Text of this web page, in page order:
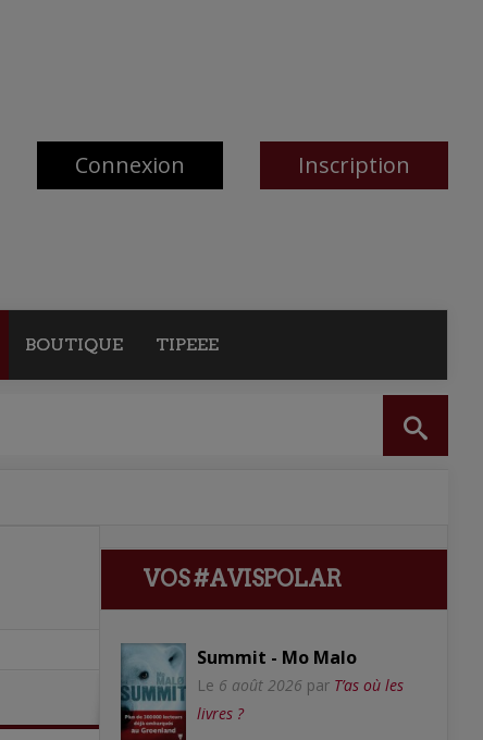
Connexion Inscription
BOUTIQUE TIPEEE
VOS #AVISPOLAR
Summit - Mo Malo
Le 6 août 2026 par T’as où les
livres ?